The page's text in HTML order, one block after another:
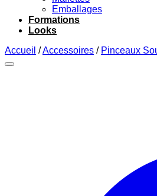
Emballages
Formations
Looks
Accueil /Accessoires / Pinceaux